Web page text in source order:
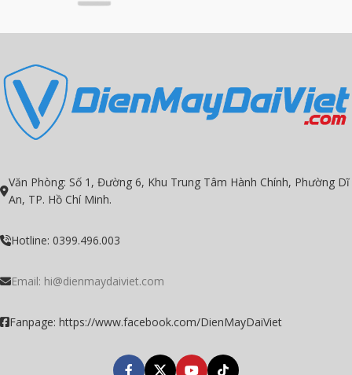
Văn Phòng: Số 1, Đường 6, Khu Trung Tâm Hành Chính, Phường Dĩ
An, TP. Hồ Chí Minh.
Hotline: 0399.496.003
Email: hi@dienmaydaiviet.com
Fanpage: https://www.facebook.com/DienMayDaiViet